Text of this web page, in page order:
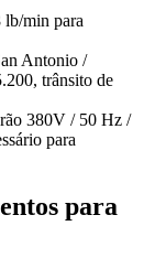
lb/min para
Antonio /
trânsito de
380V / 50 Hz /
para
para